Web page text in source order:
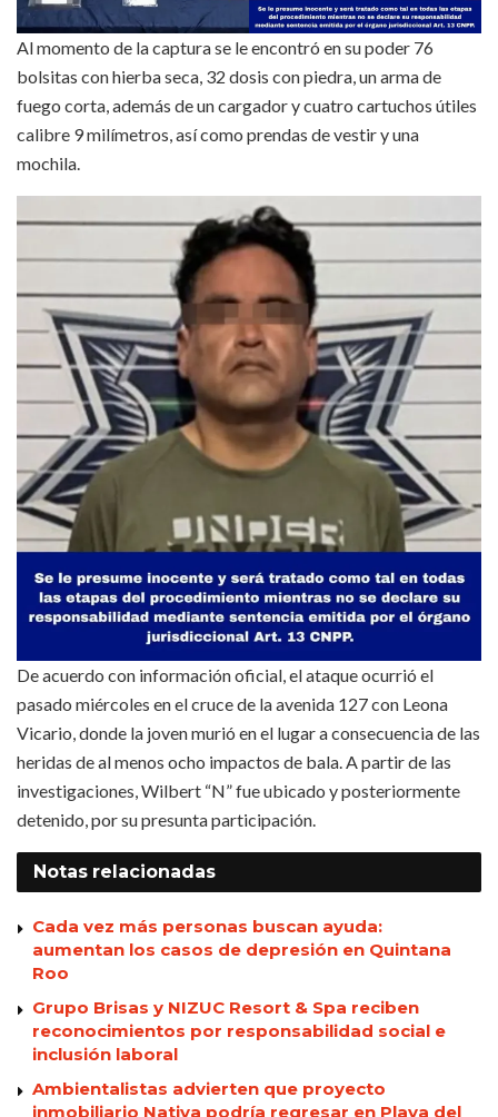
Al momento de la captura se le encontró en su poder 76
bolsitas con hierba seca, 32 dosis con piedra, un arma de
fuego corta, además de un cargador y cuatro cartuchos útiles
calibre 9 milímetros, así como prendas de vestir y una
mochila.
De acuerdo con información oficial, el ataque ocurrió el
pasado miércoles en el cruce de la avenida 127 con Leona
Vicario, donde la joven murió en el lugar a consecuencia de las
heridas de al menos ocho impactos de bala. A partir de las
investigaciones, Wilbert “N” fue ubicado y posteriormente
detenido, por su presunta participación.
Notas relacionadas
Cada vez más personas buscan ayuda:
aumentan los casos de depresión en Quintana
Roo
Grupo Brisas y NIZUC Resort & Spa reciben
reconocimientos por responsabilidad social e
inclusión laboral
Ambientalistas advierten que proyecto
inmobiliario Nativa podría regresar en Playa del